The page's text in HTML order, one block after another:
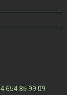
654 85 99 09